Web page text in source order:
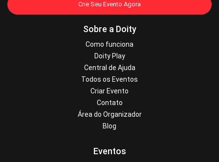
Crie Seu Evento Agora
Sobre a Doity
Como funciona
Doity Play
Central de Ajuda
Todos os Eventos
Criar Evento
Contato
Área do Organizador
Blog
Eventos